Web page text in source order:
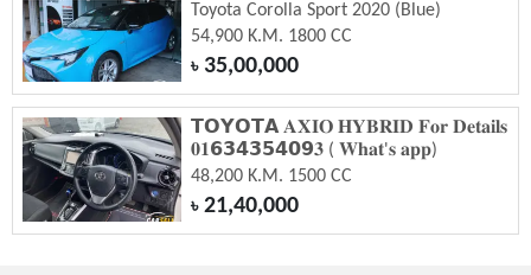
Toyota Corolla Sport 2020 (Blue)
54,900 K.M. 1800 CC
৳35,00,000
𝗧𝗢𝗬𝗢𝗧𝗔 𝐀𝐗𝐈𝐎 𝐇𝐘𝐁𝐑𝐈𝐃 𝐅𝐨𝐫 𝐃𝐞𝐭𝐚𝐢𝐥𝐬
𝟎𝟏𝟲𝟯𝟰𝟯𝟱𝟰𝟬𝟵𝟑 ( 𝐖𝐡𝐚𝐭'𝐬 𝐚𝐩𝐩)
48,200 K.M. 1500 CC
৳21,40,000